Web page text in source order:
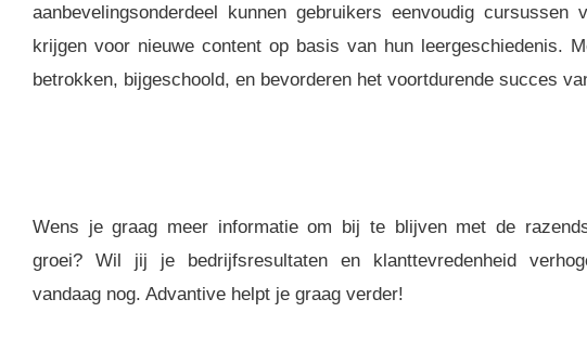
aanbevelingsonderdeel kunnen gebruikers eenvoudig cursussen
krijgen voor nieuwe content op basis van hun leergeschiedenis.
betrokken, bijgeschoold, en bevorderen het voortdurende succes
Wens je graag meer informatie om bij te blijven met de
groei? Wil jij je bedrijfsresultaten en klanttevredenheid
vandaag nog. Advantive helpt je graag verder!